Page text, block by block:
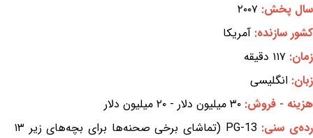
سال پخش: ۲۰۰۷
کشور سازنده: آمریکا
زمان: ۱۱۷ دقیقه
زبان: انگلیسی
هزینه - فروش: ۳۰ میلیون دلار - ۲۰ میلیون دلار
رده‌ی سنی:
PG-13 (تماشای برخی صحنه‌ها برای بچه‌های زیر ۱۳